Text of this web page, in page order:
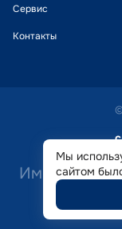
Сервис
Контакты
Имеются
Мы
сайтом